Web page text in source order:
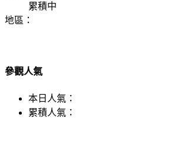
累積中
地區：
參觀人氣
本日人氣：
累積人氣：